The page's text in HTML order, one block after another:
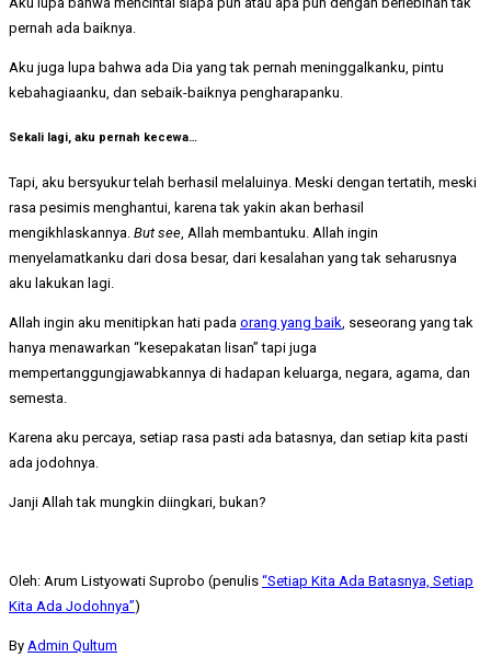
pernah ada baiknya.
Aku juga lupa bahwa ada Dia yang tak pernah meninggalkanku, pintu
kebahagiaanku, dan sebaik-baiknya pengharapanku.
Sekali lagi, aku pernah kecewa…
Tapi, aku bersyukur telah berhasil melaluinya. Meski dengan tertatih, meski
rasa pesimis menghantui, karena tak yakin akan berhasil
mengikhlaskannya. But see , Allah membantuku. Allah ingin
menyelamatkanku dari dosa besar, dari kesalahan yang tak seharusnya
aku lakukan lagi.
Allah ingin aku menitipkan hati pada orang yang baik , seseorang yang tak
hanya menawarkan “kesepakatan lisan” tapi juga
mempertanggungjawabkannya di hadapan keluarga, negara, agama, dan
semesta.
Karena aku percaya, setiap rasa pasti ada batasnya, dan setiap kita pasti
ada jodohnya.
Janji Allah tak mungkin diingkari, bukan?
Oleh: Arum Listyowati Suprobo (penulis “Setiap Kita Ada Batasnya, Setiap
Kita Ada Jodohnya”)
By Admin Qultum